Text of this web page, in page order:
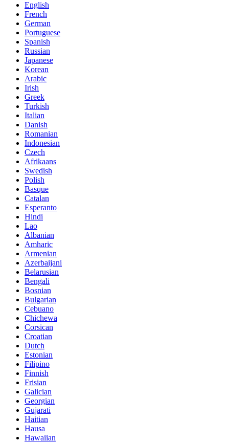
English
French
German
Portuguese
Spanish
Russian
Japanese
Korean
Arabic
Irish
Greek
Turkish
Italian
Danish
Romanian
Indonesian
Czech
Afrikaans
Swedish
Polish
Basque
Catalan
Esperanto
Hindi
Lao
Albanian
Amharic
Armenian
Azerbaijani
Belarusian
Bengali
Bosnian
Bulgarian
Cebuano
Chichewa
Corsican
Croatian
Dutch
Estonian
Filipino
Finnish
Frisian
Galician
Georgian
Gujarati
Haitian
Hausa
Hawaiian